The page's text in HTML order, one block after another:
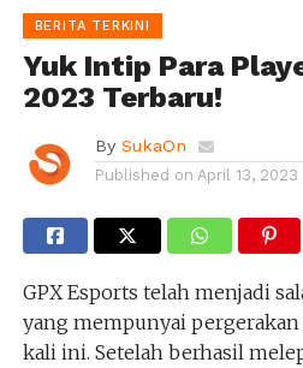
BERITA TERKINI
Yuk Intip Para
2023 Terbaru!
By SukaOn
Published on April 13, 2023
GPX Esports telah menjadi
yang mempunyai
kali ini. Setelah berhasil